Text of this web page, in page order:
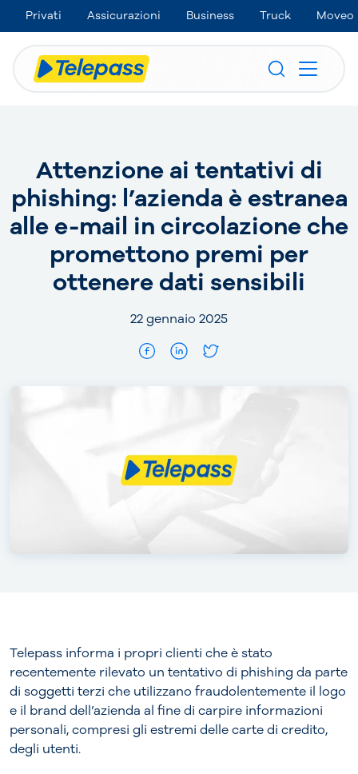
Privati Assicurazioni Business Truck Moveo
Attenzione ai tentativi di
phishing: l’azienda è estranea
alle e-mail in circolazione che
promettono premi per
ottenere dati sensibili
22 gennaio 2025
Telepass informa i propri clienti che è stato
recentemente rilevato un tentativo di phishing da parte
di soggetti terzi che utilizzano fraudolentemente il logo
e il brand dell’azienda al fine di carpire informazioni
personali, compresi gli estremi delle carte di credito,
degli utenti.